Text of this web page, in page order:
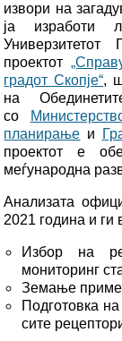
извори на
ја изработи
проектот
градот Скопје“,
на
со
планирање и
проектот е
меѓународна
Анализата
2021 година и ги
Избор на
мониторинг
Земање
Подготовка
сите